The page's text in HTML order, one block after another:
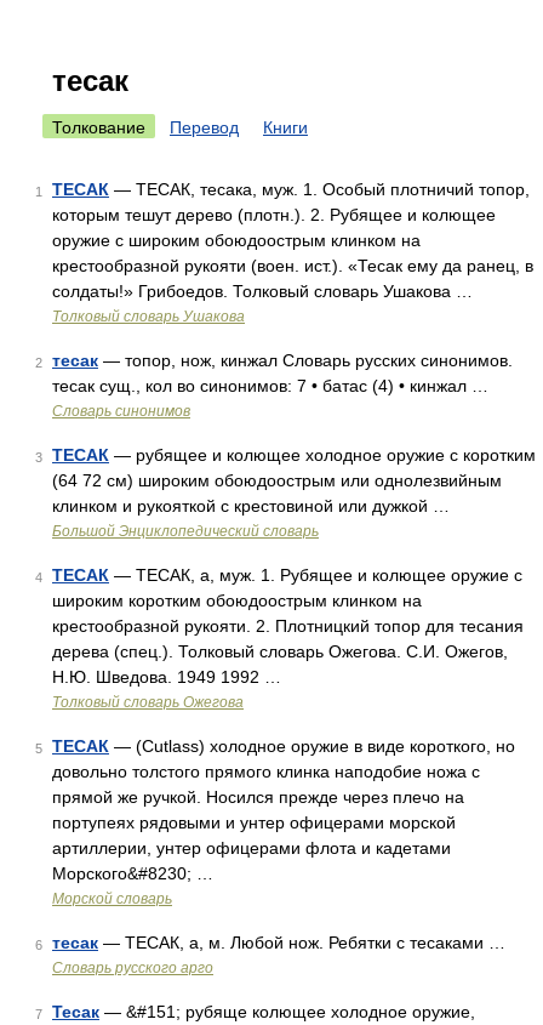
тесак
Толкование Перевод Книги
1 ТЕСАК — ТЕСАК, тесака, муж. 1. Особый плотничий топор,
которым тешут дерево (плотн.). 2. Рубящее и колющее
оружие с широким обоюдоострым клинком на
крестообразной рукояти (воен. ист.). «Тесак ему да ранец, в
солдаты!» Грибоедов. Толковый словарь Ушакова …
Толковый словарь Ушакова
2 тесак — топор, нож, кинжал Словарь русских синонимов.
тесак сущ., кол во синонимов: 7 • батас (4) • кинжал …
Словарь синонимов
3 ТЕСАК — рубящее и колющее холодное оружие с коротким
(64 72 см) широким обоюдоострым или однолезвийным
клинком и рукояткой с крестовиной или дужкой …
Большой Энциклопедический словарь
4 ТЕСАК — ТЕСАК, а, муж. 1. Рубящее и колющее оружие с
широким коротким обоюдоострым клинком на
крестообразной рукояти. 2. Плотницкий топор для тесания
дерева (спец.). Толковый словарь Ожегова. С.И. Ожегов,
Н.Ю. Шведова. 1949 1992 …
Толковый словарь Ожегова
5 ТЕСАК — (Cutlass) холодное оружие в виде короткого, но
довольно толстого прямого клинка наподобие ножа с
прямой же ручкой. Носился прежде через плечо на
портупеях рядовыми и унтер офицерами морской
артиллерии, унтер офицерами флота и кадетами
Морского&#8230; …
Морской словарь
6 тесак — ТЕСАК, а, м. Любой нож. Ребятки с тесаками …
Словарь русского арго
7 Тесак — &#151; рубяще колющее холодное оружие,